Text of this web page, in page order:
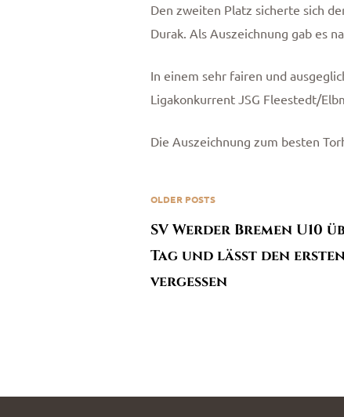
Den zweiten Platz sicherte sich
Durak. Als Auszeichnung gab es
In einem sehr fairen und
Ligakonkurrent JSG Fleestedt/
Die Auszeichnung zum besten
OLDER POSTS
SV Werder Bremen U10
Tag und lässt den
vergessen